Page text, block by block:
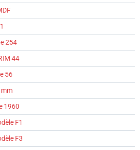
254
44
56
mm
1960
F1
F3